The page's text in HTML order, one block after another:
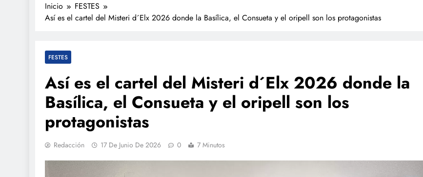
Inicio
FESTES
Así es el cartel del Misteri d´Elx 2026 donde la Basílica, el Consueta y el oripell son los protagonistas
FESTES
Así es el cartel del Misteri d´Elx 2026 donde la
Basílica, el Consueta y el oripell son los
protagonistas
Redacción 17 De Junio De 2026 0 7 Minutos